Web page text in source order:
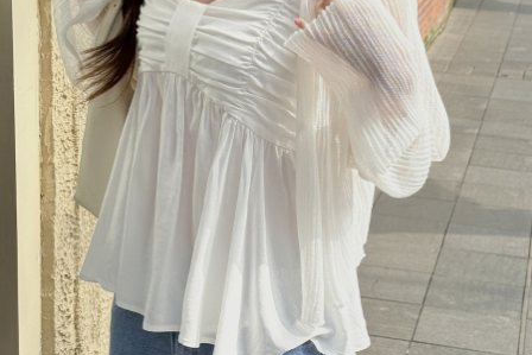
JP
콘텐츠 리뷰 & 혜택 플러스핏 회원혜택 입
CATEGORY COMMUNITY
도착보장⚡
인플루언서 pick!
신상 5%
베스트
MADE
ALL
익스클루시브
니트